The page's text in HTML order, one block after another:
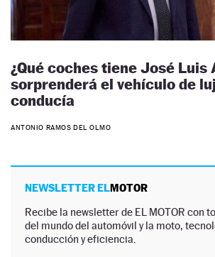
¿Qué coches tiene José Luis
sorprenderá el vehículo de
conducía
ANTONIO RAMOS DEL OLMO
NEWSLETTER ELMOTOR
Recibe la newsletter de EL MOTOR con
del mundo del automóvil y la moto,
conducción y eficiencia.